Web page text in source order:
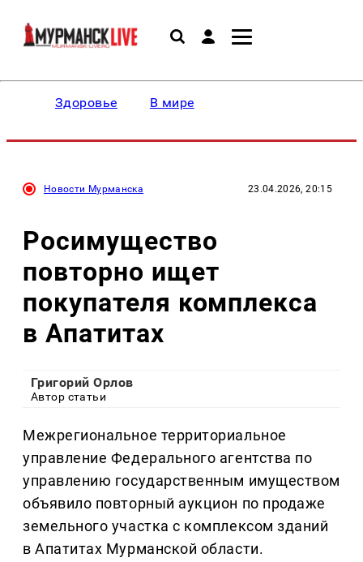
Здоровье В мире
Новости Мурманска 23.04.2026, 20:15
Росимущество
повторно ищет
покупателя комплекса
в Апатитах
Григорий Орлов
Автор статьи
Межрегиональное территориальное
управление Федерального агентства по
управлению государственным имуществом
объявило повторный аукцион по продаже
земельного участка с комплексом зданий
в Апатитах Мурманской области.